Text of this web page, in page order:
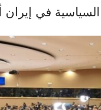
في إيران